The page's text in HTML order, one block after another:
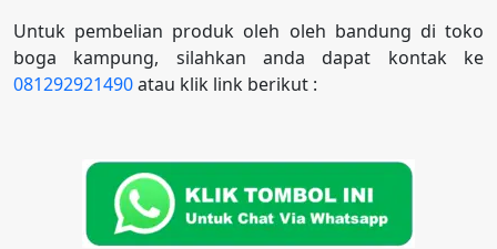
Untuk pembelian produk oleh oleh bandung di toko
boga kampung, silahkan anda dapat kontak ke
081292921490atau klik link berikut :